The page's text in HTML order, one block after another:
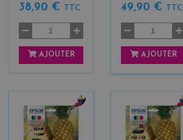
38,90 € TTC
AJOUTER
49,90 € TTC
AJOUTER
b
l
a
b
l
a